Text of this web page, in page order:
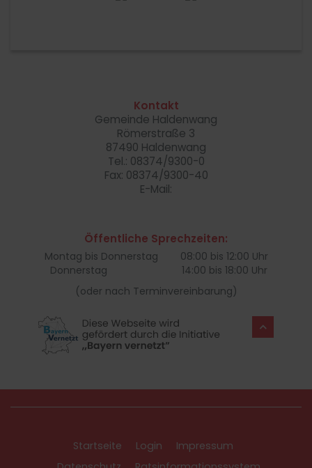
Kontakt
Gemeinde Haldenwang
Römerstraße 3
87490 Haldenwang
Tel.: 08374/9300-0
Fax: 08374/9300-40
E-Mail:
Öffentliche Sprechzeiten:
Montag bis Donnerstag
Donnerstag
08:00 bis 12:00 Uhr
14:00 bis 18:00 Uhr
(oder nach Terminvereinbarung)
Startseite Login
Impressum